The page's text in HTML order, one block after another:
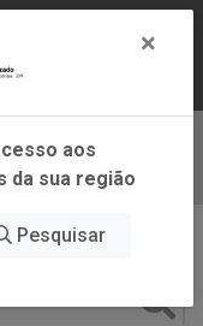
DE
já nosso APP
×
aos
da sua região
Pesquisar